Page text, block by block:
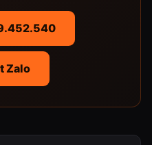
Zalo